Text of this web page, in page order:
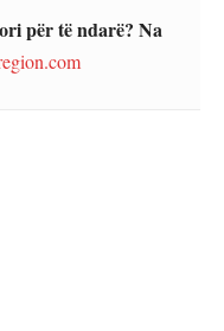
për të ndarë? Na